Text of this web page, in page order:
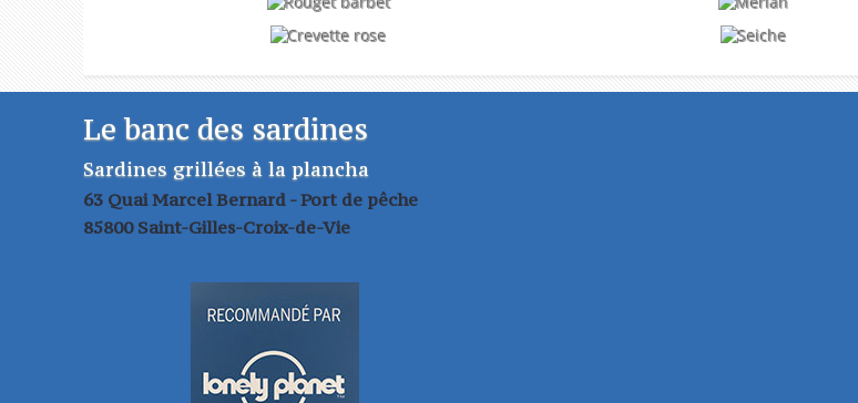
Le banc des sardines
Sardines grillées à la plancha
63 Quai Marcel Bernard - Port de pêche
85800 Saint-Gilles-Croix-de-Vie